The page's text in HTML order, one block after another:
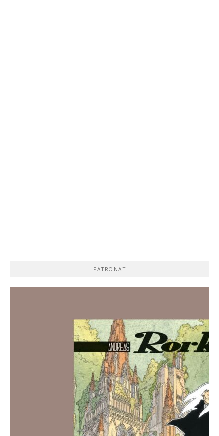
PATRONAT